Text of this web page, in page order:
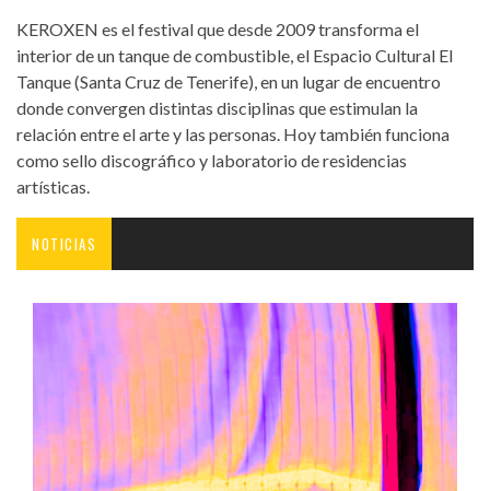
KEROXEN es el festival que desde 2009 transforma el
interior de un tanque de combustible, el Espacio Cultural El
Tanque (Santa Cruz de Tenerife), en un lugar de encuentro
donde convergen distintas disciplinas que estimulan la
relación entre el arte y las personas. Hoy también funciona
como sello discográfico y laboratorio de residencias
artísticas.
NOTICIAS